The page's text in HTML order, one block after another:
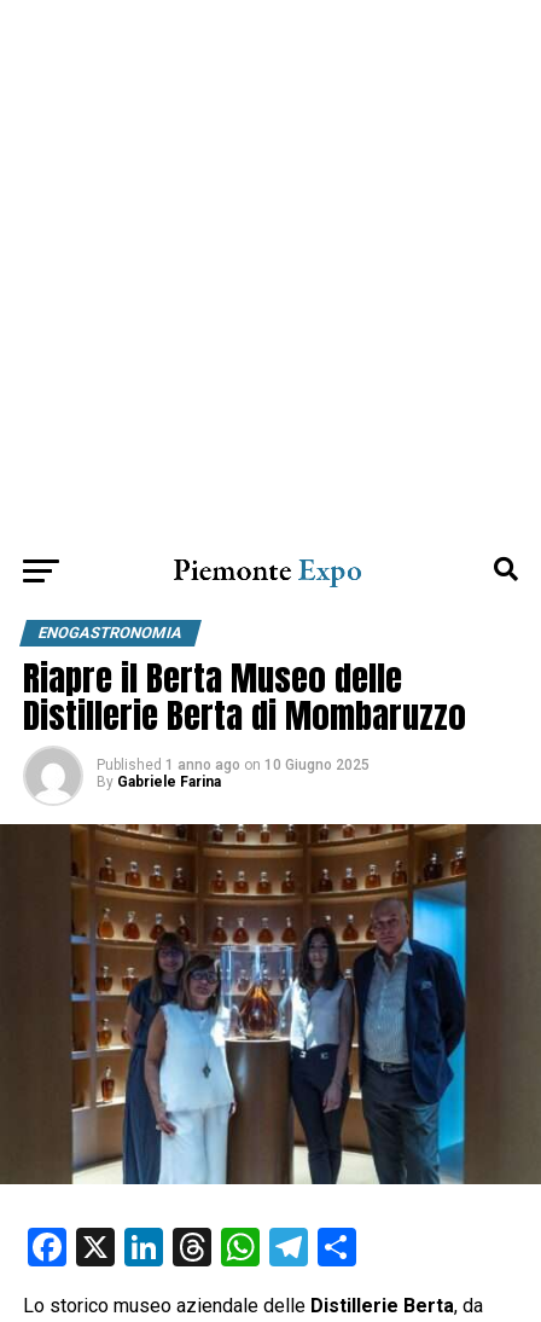
ENOGASTRONOMIA
Riapre il Berta Museo delle
Distillerie Berta di Mombaruzzo
Published 1 anno ago on 10 Giugno 2025
By Gabriele Farina
Facebook
X LinkedIn
Threads
WhatsApp
Telegram
Lo storico museo aziendale delle Distillerie Berta, da